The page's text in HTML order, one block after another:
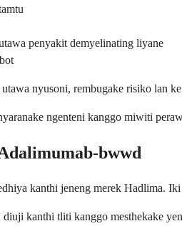
penyakit demyelinating liyane
nyusoni, rembugake risiko lan
ngenteni kanggo miwiti
bwwd
kanthi jeneng merek Hadlima.
kanthi tliti kanggo mesthekake